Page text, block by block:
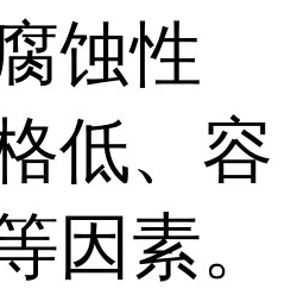
蚀性
低、容
因素。